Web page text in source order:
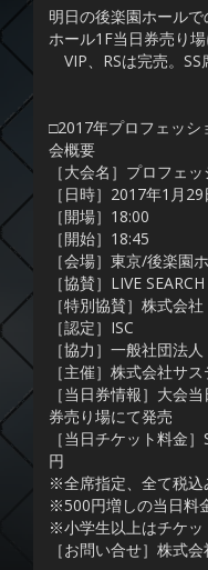
明日の後楽園ホール
ホール1F当日券売り場
VIP、RSは完売。SS
□2017年プロフェッシ
会概要
［大会名］プロフェ
［日時］2017年1月29
［開場］18:00
［開始］18:45
［会場］東京/後楽園
［協賛］LIVE
［特別協賛］株式会
［認定］ISC
［協力］一般社団法
［主催］株式会社サ
［当日券情報］大会
券売り場にて発売
［当日チケット料金
円
※全席指定、全て税込
※500円増しの当日料
※小学生以上はチケッ
［お問い合せ］株式